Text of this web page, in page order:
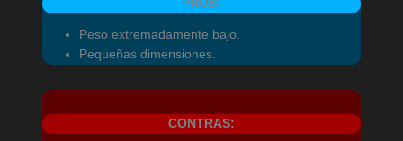
PROS:
Peso extremadamente bajo.
Pequeñas dimensiones.
CONTRAS: